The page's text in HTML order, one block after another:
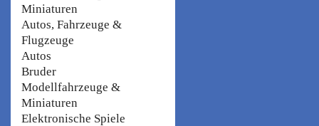
Miniaturen
Autos, Fahrzeuge &
Flugzeuge
Autos
Bruder
Modellfahrzeuge &
Miniaturen
Elektronische Spiele